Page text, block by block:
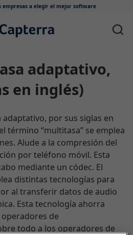
empresas a elegir el mejor software
en inglés)
adaptativo, por sus siglas en
término “multitasa” se emplea
Alude a la compresión del
por teléfono móvil. Esta
mediante un códec. El
distintas tecnologías para
al transferir datos de audio
Esta tecnología ahorra
de
todo a los operadores de